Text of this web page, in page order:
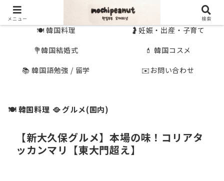
🍽 韓国料理
🤰妊娠・出産・子育て
💐韓国結婚式
💄 韓国コスメ
📚 韓国語勉強 / 留学
✉️お問い合わせ
🍽 韓国料理 🥘 グルメ(国内)
【新大久保グルメ】本場の味！コリアタ
ッカンマリ【東大門超え】
メニュー 検索